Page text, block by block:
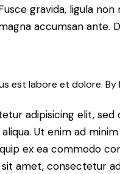
gravida, ligula
accumsan ante.
est labore et dolore. By
adipisicing elit,
Ut enim ad
ex ea commodo
amet, consectetur